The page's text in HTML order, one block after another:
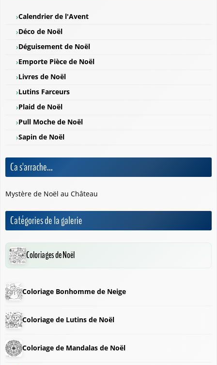
Calendrier de l'Avent
Déco de Noël
Déguisement de Noël
Emporte Pièce de Noël
Livres de Noël
Lutins Farceurs
Plaid de Noël
Pull Moche de Noël
Sapin de Noël
Ca s'arrache...
Mystère de Noël au Château
Catégories de la galerie
Coloriages de Noël
Coloriage Bonhomme de Neige
Coloriage de Lutins de Noël
Coloriage de Mandalas de Noël